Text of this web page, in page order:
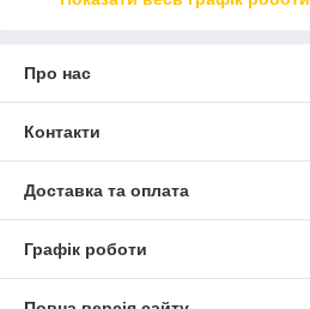
Про нас
Контакти
Доставка та оплата
Графік роботи